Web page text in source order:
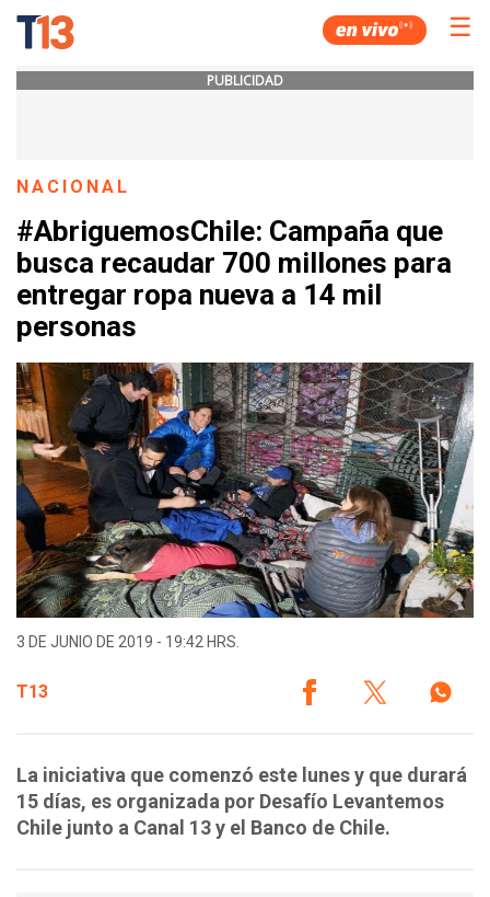
☰
PUBLICIDAD
NACIONAL
#AbriguemosChile: Campaña que
busca recaudar 700 millones para
entregar ropa nueva a 14 mil
personas
3 DE JUNIO DE 2019 - 19:42 HRS.
T13
La iniciativa que comenzó este lunes y que durará
15 días, es organizada por Desafío Levantemos
Chile junto a Canal 13 y el Banco de Chile.